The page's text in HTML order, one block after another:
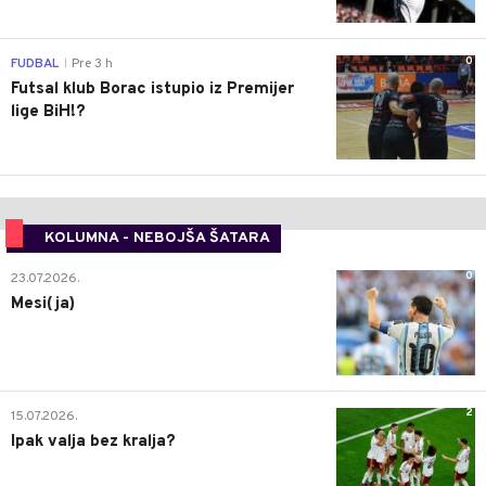
0
FUDBAL Pre 3 h
Futsal klub Borac istupio iz Premijer
lige BiH!?
KOLUMNA - NEBOJŠA ŠATARA
0
23.07.2026.
Mesi(ja)
2
15.07.2026.
Ipak valja bez kralja?